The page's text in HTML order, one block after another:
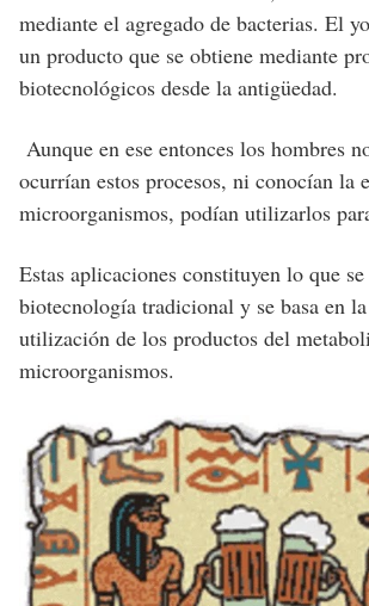
mediante el agregado de bacterias. El
un producto que se obtiene mediante
biotecnológicos desde la antigüedad.
Aunque en ese entonces los hombres
ocurrían estos procesos, ni conocían la
microorganismos, podían utilizarlos
Estas aplicaciones constituyen lo que
biotecnología tradicional y se basa en
utilización de los productos del
microorganismos.